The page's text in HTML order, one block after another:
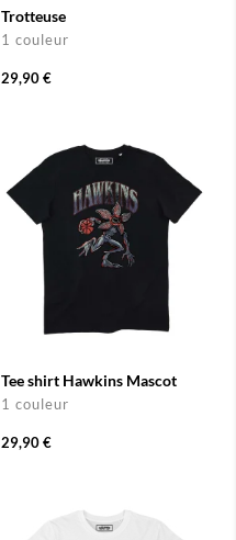
Trotteuse
1 couleur
29,90 €
Tee shirt Hawkins Mascot
1 couleur
29,90 €